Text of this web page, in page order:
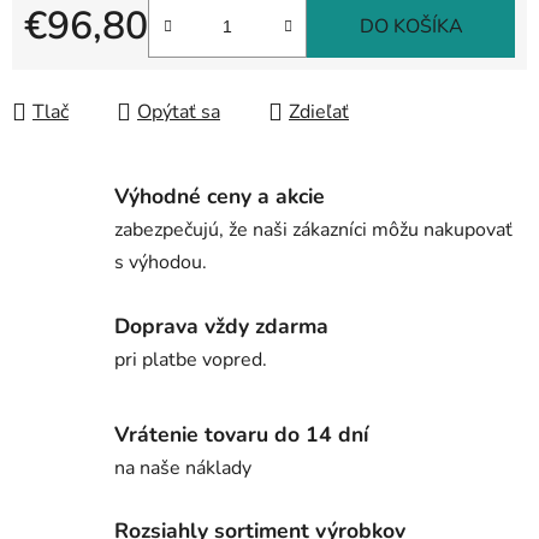
€96,80
Jednotková cena:
DO KOŠÍKA
Tlač Opýtať sa Zdieľať
Výhodné ceny a akcie
zabezpečujú, že naši zákazníci môžu nakupovať
s výhodou.
Doprava vždy zdarma
pri platbe vopred.
Vrátenie tovaru do 14 dní
na naše náklady
Rozsiahly sortiment výrobkov